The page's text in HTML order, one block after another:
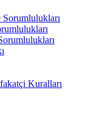
Sorumlulukları
Kuralları